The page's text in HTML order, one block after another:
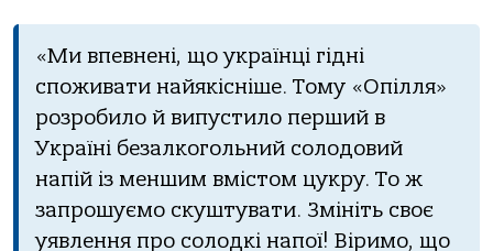
«Ми впевнені, що українці гідні
споживати найякісніше. Тому «Опілля»
розробило й випустило перший в
Україні безалкогольний солодовий
напій із меншим вмістом цукру. То ж
запрошуємо скуштувати. Змініть своє
уявлення про солодкі напої! Віримо, що